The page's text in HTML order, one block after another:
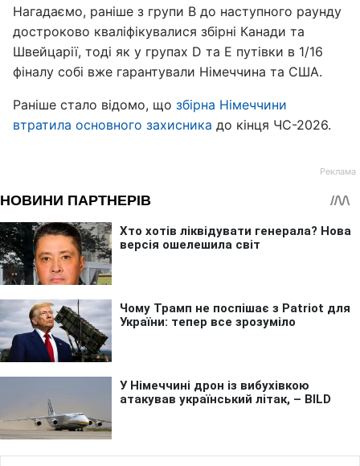
Нагадаємо, раніше з групи В до наступного раунду
достроково кваліфікувалися збірні Канади та
Швейцарії, тоді як у групах D та Е путівки в 1/16
фіналу собі вже гарантували Німеччина та США.
Раніше стало відомо, що збірна Німеччини
втратила основного захисника до кінця ЧС-2026.